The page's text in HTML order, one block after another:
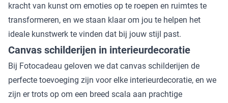
kracht van kunst om emoties op te roepen en ruimtes te
transformeren, en we staan klaar om jou te helpen het
ideale kunstwerk te vinden dat bij jouw stijl past.
Canvas schilderijen in interieurdecoratie
Bij Fotocadeau geloven we dat canvas schilderijen de
perfecte toevoeging zijn voor elke interieurdecoratie, en we
zijn er trots op om een breed scala aan prachtige